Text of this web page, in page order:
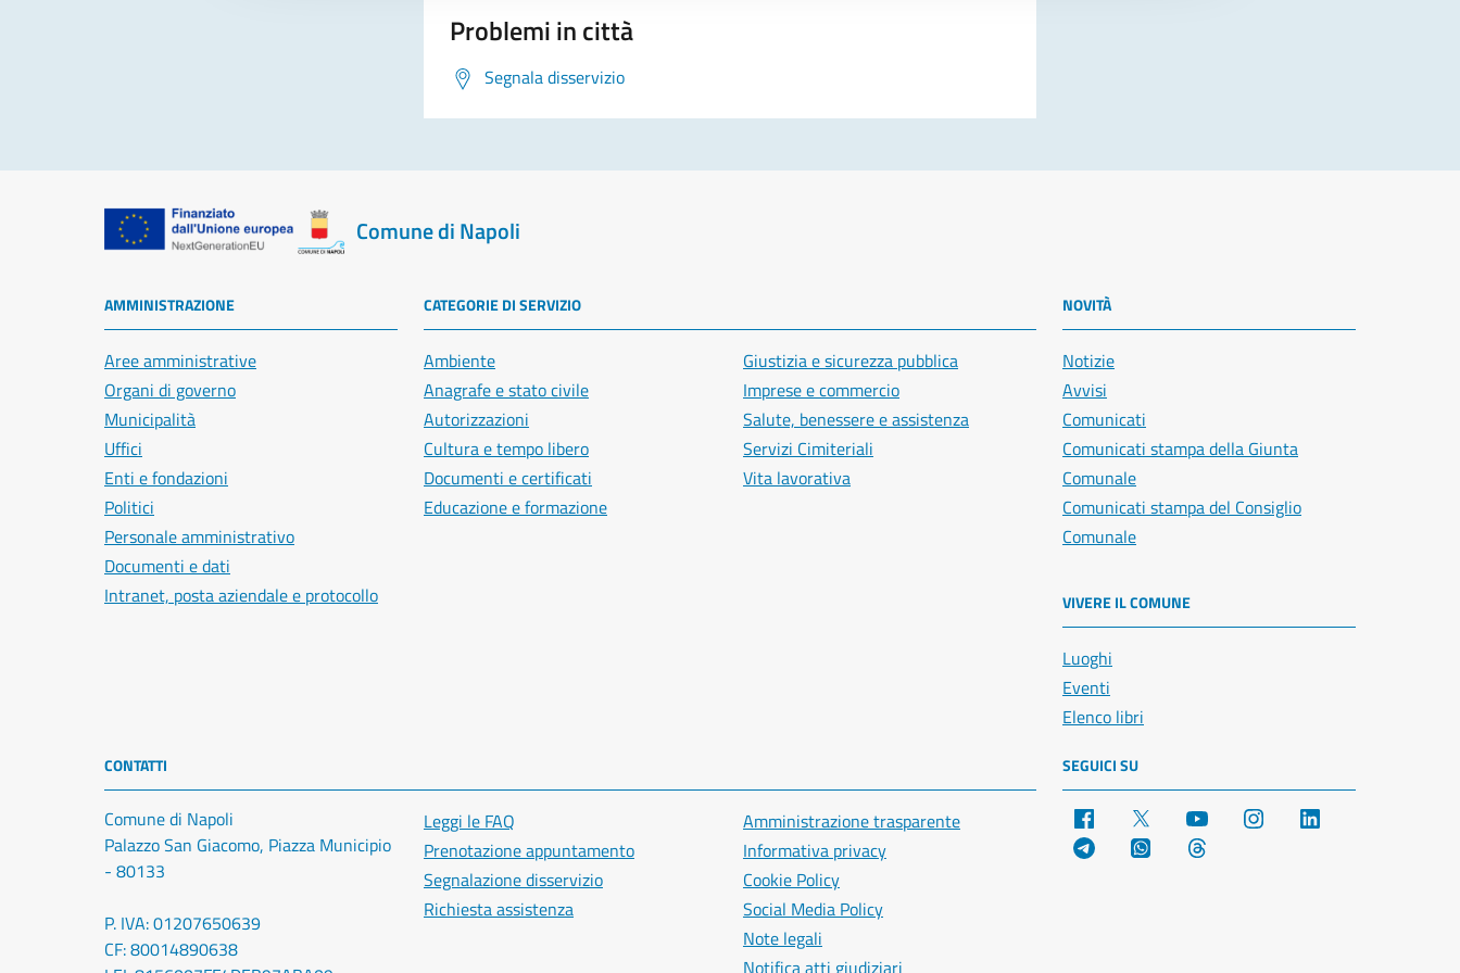
Problemi in città
Segnala disservizio
Comune di Napoli
AMMINISTRAZIONE
Aree amministrative
Organi di governo
Municipalità
Uffici
Enti e fondazioni
Politici
Personale amministrativo
Documenti e dati
Intranet, posta aziendale e protocollo
CATEGORIE DI SERVIZIO
Ambiente
Anagrafe e stato civile
Autorizzazioni
Cultura e tempo libero
Documenti e certificati
Educazione e formazione
Giustizia e sicurezza pubblica
Imprese e commercio
Salute, benessere e assistenza
Servizi Cimiteriali
Vita lavorativa
NOVITÀ
Notizie
Avvisi
Comunicati
Comunicati stampa della Giunta
Comunale
Comunicati stampa del Consiglio
Comunale
VIVERE IL COMUNE
Luoghi
Eventi
Elenco libri
CONTATTI
Comune di Napoli
Palazzo San Giacomo, Piazza Municipio
- 80133
P. IVA: 01207650639
CF: 80014890638
Leggi le FAQ
Prenotazione appuntamento
Segnalazione disservizio
Richiesta assistenza
Amministrazione trasparente
Informativa privacy
Cookie Policy
Social Media Policy
Note legali
SEGUICI SU
Facebook YouTube Instagram
Telegram WhatsApp